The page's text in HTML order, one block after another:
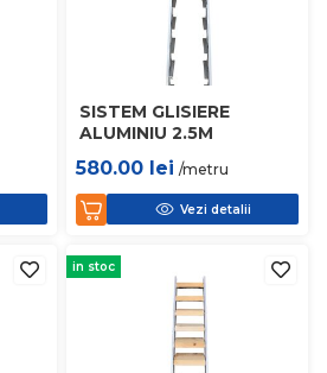
SISTEM GLISIERE
ALUMINIU 2.5M
580.00 lei /metru
Vezi detalii
in stoc